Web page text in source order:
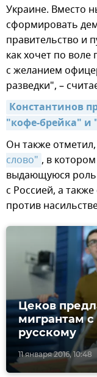
Украине. Вместо
сформировать
правительство и
как хочет по воле
с желанием
разведки", –
Константинов
"кофе-брейка" и
Он также
слово" , в
выдающуюся
с Россией, а
против
11 января 2016, 10:48
Цеков
мигрантам
русскому